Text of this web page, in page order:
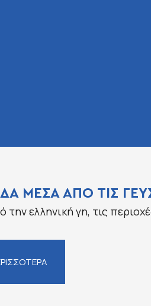
ΜΕΣΑ ΑΠΟ ΤΙΣ
ελληνική γη, τις